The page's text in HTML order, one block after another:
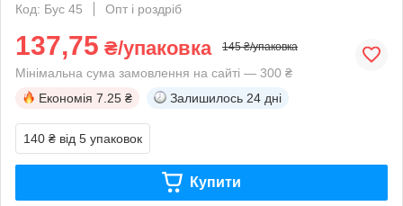
Код: Бус 45
Опт і роздріб
137,75 ₴/упаковка 145 ₴/упаковка
Мінімальна сума замовлення на сайті — 300 ₴
Економія 7.25 ₴ Залишилось 24 дні
140 ₴ від 5 упаковок
Купити